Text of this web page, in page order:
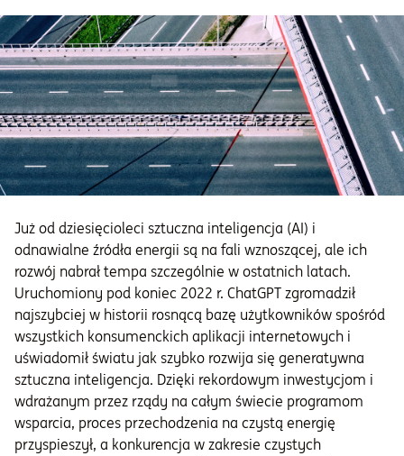
Już od dziesięcioleci sztuczna inteligencja (AI) i
odnawialne źródła energii są na fali wznoszącej, ale ich
rozwój nabrał tempa szczególnie w ostatnich latach.
Uruchomiony pod koniec 2022 r. ChatGPT zgromadził
najszybciej w historii rosnącą bazę użytkowników spośród
wszystkich konsumenckich aplikacji internetowych i
uświadomił światu jak szybko rozwija się generatywna
sztuczna inteligencja. Dzięki rekordowym inwestycjom i
wdrażanym przez rządy na całym świecie programom
wsparcia, proces przechodzenia na czystą energię
przyspieszył, a konkurencja w zakresie czystych